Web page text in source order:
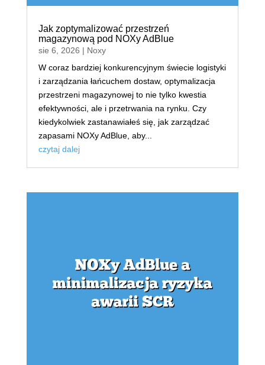
Jak zoptymalizować przestrzeń
magazynową pod NOXy AdBlue
sie 6, 2026 | Noxy
W coraz bardziej konkurencyjnym świecie logistyki
i zarządzania łańcuchem dostaw, optymalizacja
przestrzeni magazynowej to nie tylko kwestia
efektywności, ale i przetrwania na rynku. Czy
kiedykolwiek zastanawiałeś się, jak zarządzać
zapasami NOXy AdBlue, aby...
czytaj dalej